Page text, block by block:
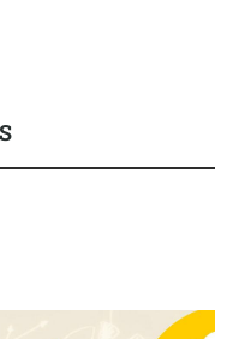
herramientas
solo producto multiplica